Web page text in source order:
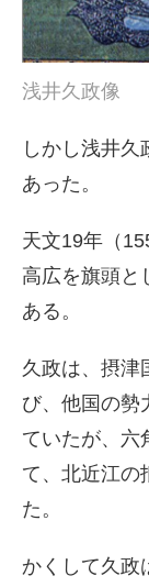
浅井久政像
しかし浅井
あった。
天文19年（
高広を旗頭と
ある。
久政は、摂津
び、他国の勢
ていたが、六
て、北近江の
た。
かくして久政